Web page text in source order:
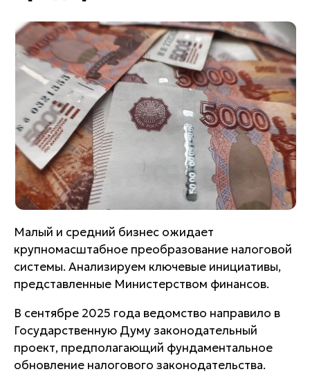
Малый и средний бизнес ожидает
крупномасштабное преобразование налоговой
системы. Анализируем ключевые инициативы,
представленные Министерством финансов.
В сентябре 2025 года ведомство направило в
Государственную Думу законодательный
проект, предполагающий фундаментальное
обновление налогового законодательства.